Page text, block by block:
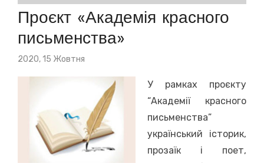
Проєкт «Академія красного
письменства»
Posted
2020, 15 Жовтня
У рамках проєкту
“Академії красного
письменства”
український історик,
прозаїк і поет,